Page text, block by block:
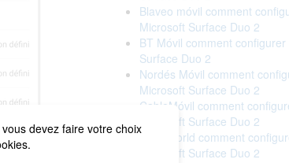
devez faire votre choix
Blaveo móvil comment
Microsoft Surface Duo 2
BT Móvil comment
Surface Duo 2
Nordés Móvil comment
Microsoft Surface Duo 2
CableMóvil comment
Microsoft Surface Duo 2
Cableworld comment
Microsoft Surface Duo 2